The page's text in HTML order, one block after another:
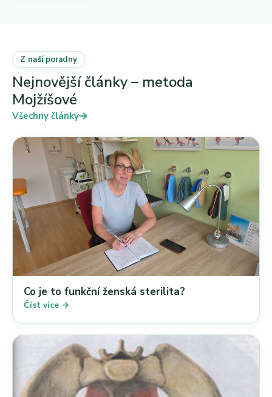
Z naší poradny
Nejnovější články – metoda
Mojžíšové
Všechny články
Co je to funkční ženská sterilita?
Číst více →